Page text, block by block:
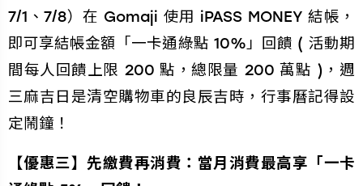
7/1、7/8）在 Gomaji 使用 iPASS MONEY 結帳，
即可享結帳金額「一卡通綠點 10%」回饋 ( 活動期
間每人回饋上限 200 點，總限量 200 萬點 )，週
三麻吉日是清空購物車的良辰吉時，行事曆記得設
定鬧鐘！
【優惠三】先繳費再消費：當月消費最高享「一卡